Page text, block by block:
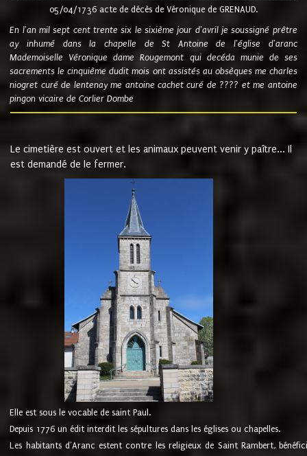
05/04/1736 acte de décès de Véronique de GRENAUD.
En l'an mil sept cent trente six le sixième jour d'avril je soussigné prêtre
ay inhumé dans la chapelle de St Antoine de l'église d'aranc
Mademoiselle Véronique dame Rougemont qui decéda munie de ses
sacrements le cinquième dudit mois ont assistés au obsèques me charles
niogret curé de lentenay me antoine cachet curé de ???? et me antoine
pingon vicaire de Corlier Dombe
Le cimetière est ouvert et les animaux peuvent venir y paître... Il
est demandé de le fermer.
Elle est sous le vocable de saint Paul.
Depuis 1776 un édit interdit les sépultures dans les églises ou chapelles.
Les habitants d'Aranc estent contre les religieux de Saint Rambert,